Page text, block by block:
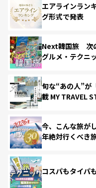
エアラインラン
グ形式で発表
Next韓国旅 次
グルメ・テクニ
旬な“あの人”が
載 MY TRAVEL
今、こんな旅が
年絶対行くべき
コスパもタイパ